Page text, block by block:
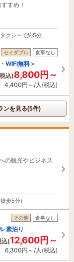
すめ！
クシーで約5分
セミダブル 食事なし
WIFI無料＞
込)8,800円～
4,400円～/人(税込)
ンを見る(5件)
の観光やビジネス
歩5分)
その他 食事なし
素泊り
込)12,600円～
6,300円～/人(税込)